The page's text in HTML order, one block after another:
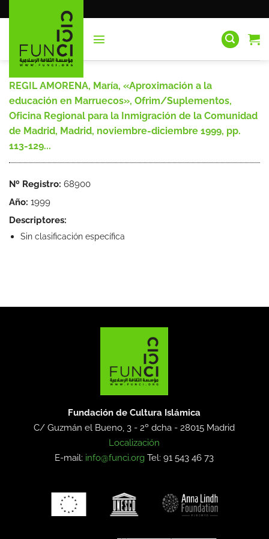
al
REGIL AMORENA, María, «Aproximación a la
educación en Marruecos», Ofrim/Suplementos,
Oficina Regional para la Inmigración de la Comunidad
de Madrid, Madrid, noviembre-diciembre 1999, pp.
113-129...
Nº Registro: 68900
Año: 1999
Descriptores:
Sin clasificación específica
Fundación de Cultura Islámica
C/ Guzmán el Bueno, 3 - 2º dcha -28015 Madrid
Localización
E-mail: info@funci.org Tel: 91 543 46 73